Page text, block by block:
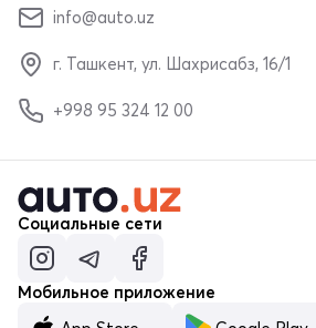
info@auto.uz
г. Ташкент, ул. Шахрисабз, 16/1
+998 95 324 12 00
Социальные сети
Мобильное приложение